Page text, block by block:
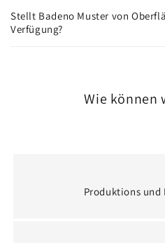
h
a
Stellt Badeno Muster von
Verfügung?
Wie können
Produktions und